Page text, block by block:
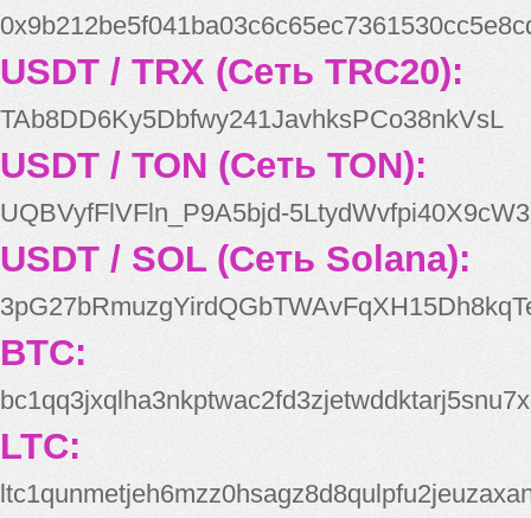
USDT / TRX (Сеть TRC20):
TAb8DD6Ky5Dbfwy241JavhksPCo38nkVsL
USDT / TON (Сеть TON):
UQBVyfFlVFln_P9A5bjd-
USDT / SOL (Сеть Solana):
BTC:
bc1qq3jxqlha3nkptwac2fd3zjetwddktarj5snu7x
LTC: